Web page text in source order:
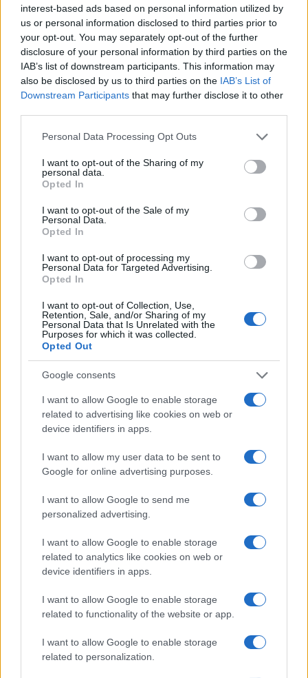
interest-based ads based on personal information utilized by
us or personal information disclosed to third parties prior to
your opt-out. You may separately opt-out of the further
disclosure of your personal information by third parties on the
IAB’s list of downstream participants. This information may
also be disclosed by us to third parties on the IAB’s List of
Downstream Participants that may further disclose it to other
Please note that this website/app uses one or more Google
not limited to your visit or usage behaviour. You may click to
grant or deny consent to Google and its third-party tags to
use your data for below specified purposes in below Google
consent section.
Personal Data Processing Opt Outs
I want to opt-out of the Sharing of my
personal data.
Opted In
I want to opt-out of the Sale of my
Personal Data.
Opted In
I want to opt-out of processing my
Personal Data for Targeted Advertising.
Opted In
I want to opt-out of Collection, Use,
Retention, Sale, and/or Sharing of my
Personal Data that Is Unrelated with the
Purposes for which it was collected.
Opted Out
Google consents
I want to allow Google to enable storage
related to advertising like cookies on web or
device identifiers in apps.
I want to allow my user data to be sent to
Google for online advertising purposes.
I want to allow Google to send me
personalized advertising.
I want to allow Google to enable storage
related to analytics like cookies on web or
device identifiers in apps.
I want to allow Google to enable storage
related to functionality of the website or app.
I want to allow Google to enable storage
related to personalization.
Andrea Conforti
Andrea Conforti, 46enne torinese dal look
casual e naturale, è un analista tattico che
trasforma dati e clip in racconti social. Ricorda
quell'appunto nacque la sua linea editoriale,
critico. Dettaglio unico: una stagione
allenatore under15 al Chieri e ciclista urbano.
Continua a leggere
GAMING NEWS